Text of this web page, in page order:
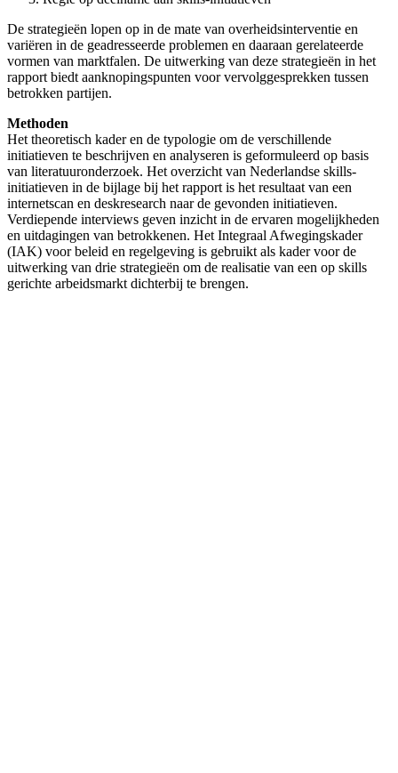
De strategieën lopen op in de mate van overheidsinterventie en
variëren in de geadresseerde problemen en daaraan gerelateerde
vormen van marktfalen. De uitwerking van deze strategieën in het
rapport biedt aanknopingspunten voor vervolggesprekken tussen
betrokken partijen.
Methoden
Het theoretisch kader en de typologie om de verschillende
initiatieven te beschrijven en analyseren is geformuleerd op basis
van literatuuronderzoek. Het overzicht van Nederlandse skills-
initiatieven in de bijlage bij het rapport is het resultaat van een
internetscan en deskresearch naar de gevonden initiatieven.
Verdiepende interviews geven inzicht in de ervaren mogelijkheden
en uitdagingen van betrokkenen. Het Integraal Afwegingskader
(IAK) voor beleid en regelgeving is gebruikt als kader voor de
uitwerking van drie strategieën om de realisatie van een op skills
gerichte arbeidsmarkt dichterbij te brengen.